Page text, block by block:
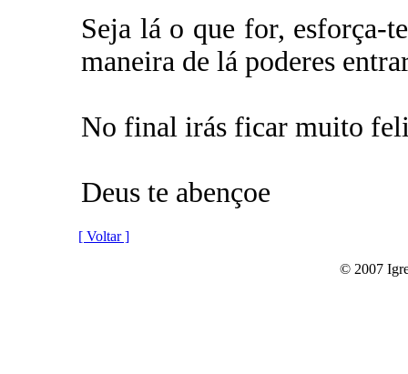
Seja lá o que for, esforça-
maneira de lá poderes
No final irás ficar muito
Deus te abençoe
[ Voltar ]
© 2007